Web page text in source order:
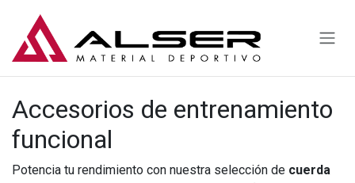
Accesorios de entrenamiento
funcional
Potencia tu rendimiento con nuestra selección de cuerda